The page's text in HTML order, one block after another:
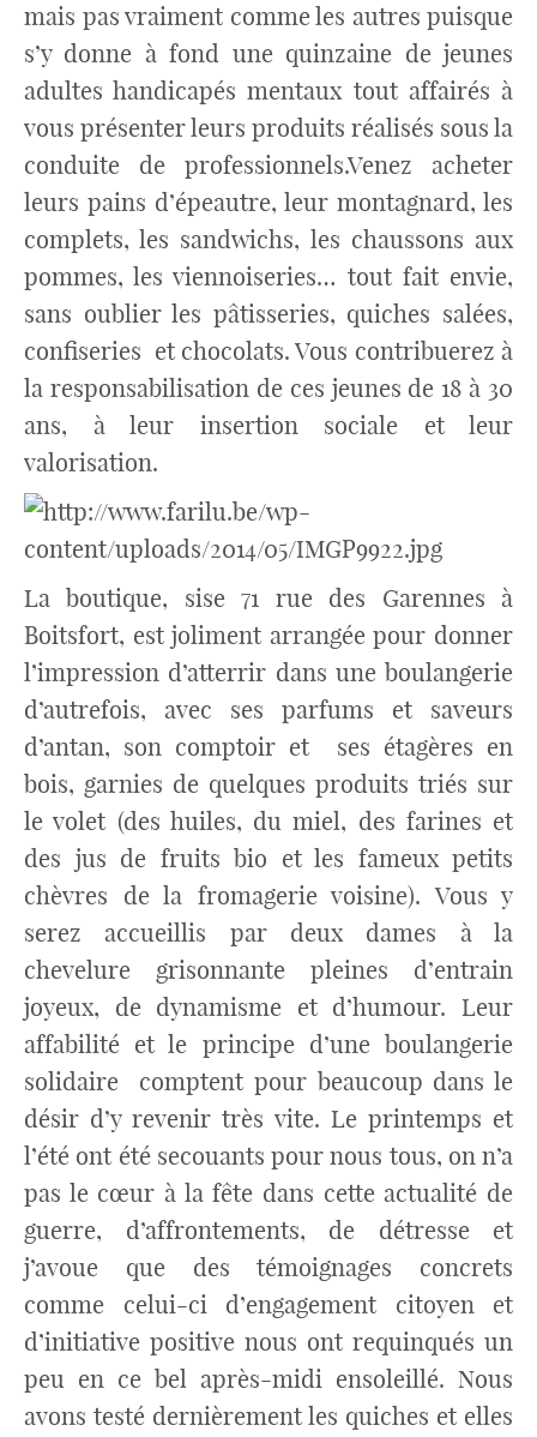
mais pas vraiment comme les autres puisque
s’y donne à fond une quinzaine de jeunes
adultes handicapés mentaux tout affairés à
vous présenter leurs produits réalisés sous la
conduite de professionnels.Venez acheter
leurs pains d’épeautre, leur montagnard, les
complets, les sandwichs, les chaussons aux
pommes, les viennoiseries… tout fait envie,
sans oublier les pâtisseries, quiches salées,
confiseries et chocolats. Vous contribuerez à
la responsabilisation de ces jeunes de 18 à 30
ans, à leur insertion sociale et leur
valorisation.
La boutique, sise 71 rue des Garennes à
Boitsfort, est joliment arrangée pour donner
l’impression d’atterrir dans une boulangerie
d’autrefois, avec ses parfums et saveurs
d’antan, son comptoir et ses étagères en
bois, garnies de quelques produits triés sur
le volet (des huiles, du miel, des farines et
des jus de fruits bio et les fameux petits
chèvres de la fromagerie voisine). Vous y
serez accueillis par deux dames à la
chevelure grisonnante pleines d’entrain
joyeux, de dynamisme et d’humour. Leur
affabilité et le principe d’une boulangerie
solidaire comptent pour beaucoup dans le
désir d’y revenir très vite. Le printemps et
l’été ont été secouants pour nous tous, on n’a
pas le cœur à la fête dans cette actualité de
guerre, d’affrontements, de détresse et
j’avoue que des témoignages concrets
comme celui-ci d’engagement citoyen et
d’initiative positive nous ont requinqués un
peu en ce bel après-midi ensoleillé. Nous
avons testé dernièrement les quiches et elles